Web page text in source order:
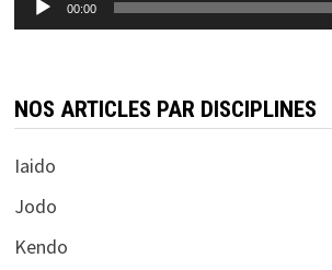
00:00
NOS ARTICLES PAR DISCIPLINES
Iaido
Jodo
Kendo